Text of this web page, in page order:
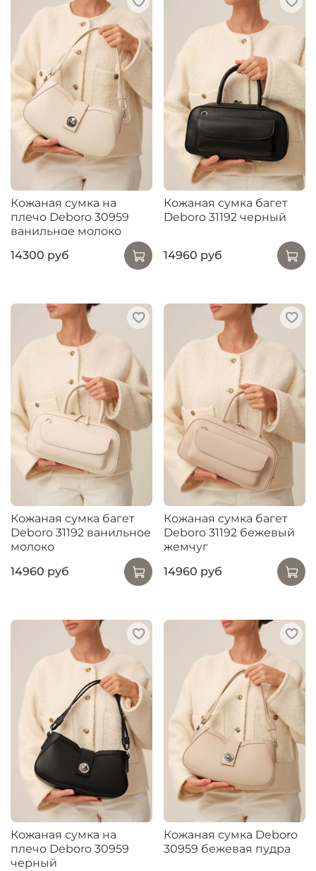
Кожаная сумка на
плечо Deboro 30959
ванильное молоко
14300 руб
Кожаная сумка багет
Deboro 31192 черный
14960 руб
Кожаная сумка багет
Deboro 31192 ванильное
молоко
14960 руб
Кожаная сумка багет
Deboro 31192 бежевый
жемчуг
14960 руб
Кожаная сумка на
плечо Deboro 30959
черный
Кожаная сумка Deboro
30959 бежевая пудра